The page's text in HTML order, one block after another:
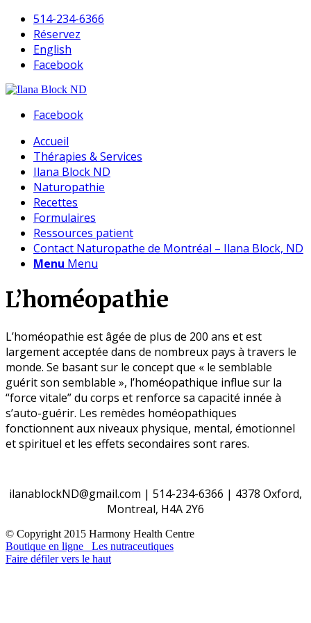
514-234-6366
Réservez
English
Facebook
Facebook
Accueil
Thérapies & Services
Ilana Block ND
Naturopathie
Recettes
Formulaires
Ressources patient
Contact Naturopathe de Montréal – Ilana Block, ND
Menu Menu
L’homéopathie
L’homéopathie est âgée de plus de 200 ans et est
largement acceptée dans de nombreux pays à travers le
monde. Se basant sur le concept que « le semblable
guérit son semblable », l’homéopathique influe sur la
“force vitale” du corps et renforce sa capacité innée à
s’auto-guérir. Les remèdes homéopathiques
fonctionnent aux niveaux physique, mental, émotionnel
et spirituel et les effets secondaires sont rares.
ilanablockND@gmail.com | 514-234-6366 | 4378 Oxford,
Montreal, H4A 2Y6
© Copyright 2015 Harmony Health Centre
Boutique en ligne
Les nutraceutiques
Faire défiler vers le haut